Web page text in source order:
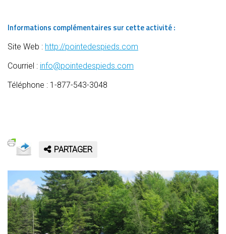
Informations complémentaires sur cette activité :
Site Web : http://pointedespieds.com
Courriel : info@pointedespieds.com
Téléphone : 1-877-543-3048
PARTAGER